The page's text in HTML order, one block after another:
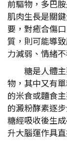
前驅物，多巴
肌肉生長是關
要，對癒合傷
質，則可能導
力減弱、情緒
糖是人體
物，其中又有
的米食或麵食
的澱粉酵素逐
糖經吸收後生
升大腦運作具